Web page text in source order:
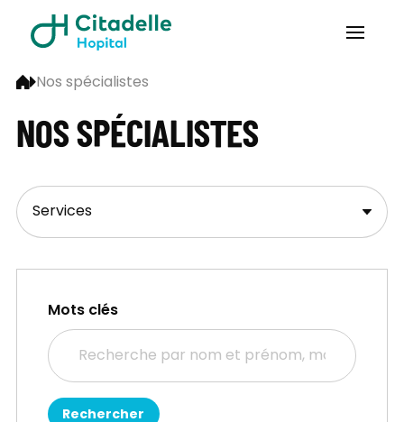
Nos spécialistes
NOS SPÉCIALISTES
Mots clés